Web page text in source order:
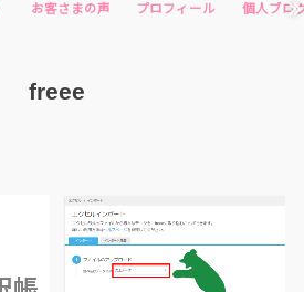
お客さまの声 プロフィール 個人ブロ
freee